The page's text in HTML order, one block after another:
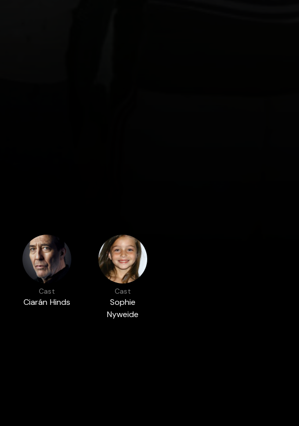
Cast
Ciarán Hinds
Cast
Sophie
Nyweide